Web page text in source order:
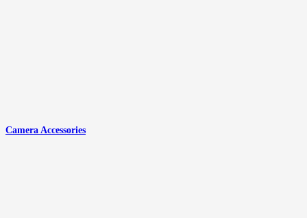
Camera Accessories